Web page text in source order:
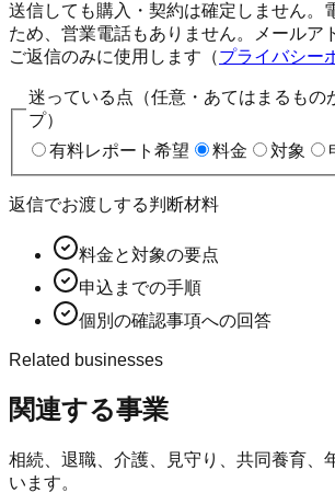
送信しても購入・契約は確定しません。
ため、営業電話もありません。メールア
ご返信のみに使用します（プライバシー
迷っている点（任意・あてはまるもの
プ）
有料レポート希望
料金 対象
返信でお渡しする判断材料
料金と対象の要点
申込までの手順
個別の確認事項への回答
Related businesses
関連する事業
相続、退職、介護、見守り、共同養育、
います。